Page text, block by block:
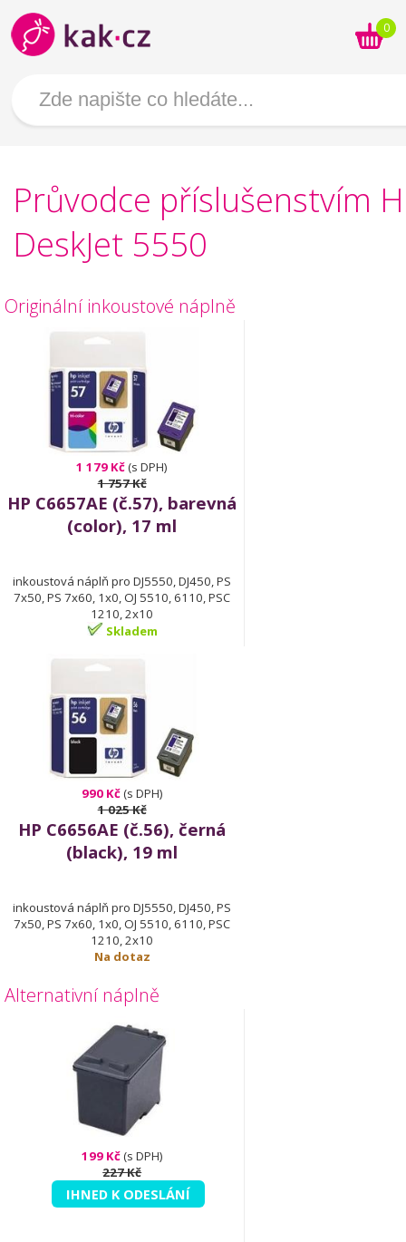
0
Průvodce příslušenstvím
DeskJet 5550
Originální inkoustové náplně
1 179 Kč(s DPH)
1 757 Kč
HP C6657AE (č.57), barevná
(color), 17 ml
inkoustová náplň pro DJ5550, DJ450, PS
7x50, PS 7x60, 1x0, OJ 5510, 6110, PSC
1210, 2x10
Skladem
990 Kč(s DPH)
1 025 Kč
HP C6656AE (č.56), černá
(black), 19 ml
inkoustová náplň pro DJ5550, DJ450, PS
7x50, PS 7x60, 1x0, OJ 5510, 6110, PSC
1210, 2x10
Na dotaz
Alternativní náplně
199 Kč(s DPH)
227 Kč
IHNED K ODESLÁNÍ